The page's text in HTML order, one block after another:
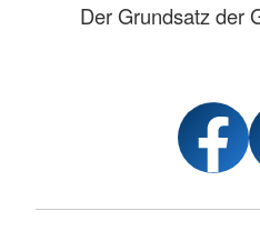
Der Grundsatz der